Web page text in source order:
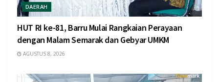
DAERAH
HUT RI ke-81, Barru Mulai Rangkaian Perayaan
dengan Malam Semarak dan Gebyar UMKM
AGUSTUS 8, 2026